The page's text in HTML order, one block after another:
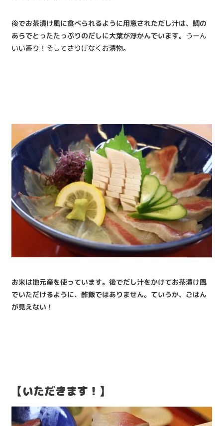
後でお茶漬け風に食べられるように用意されただし汁は、鯛の
あらでとったたっぷりのだしに大葉が浮かんでいます。 うーん
いい香り！そしてさりげなくお漬物。
お米は地元産を使っています。後でだし汁をかけてお茶漬け風
でいただけるように、酢飯ではありません。ていうか、ごはん
が見えない！
【いただきます！】